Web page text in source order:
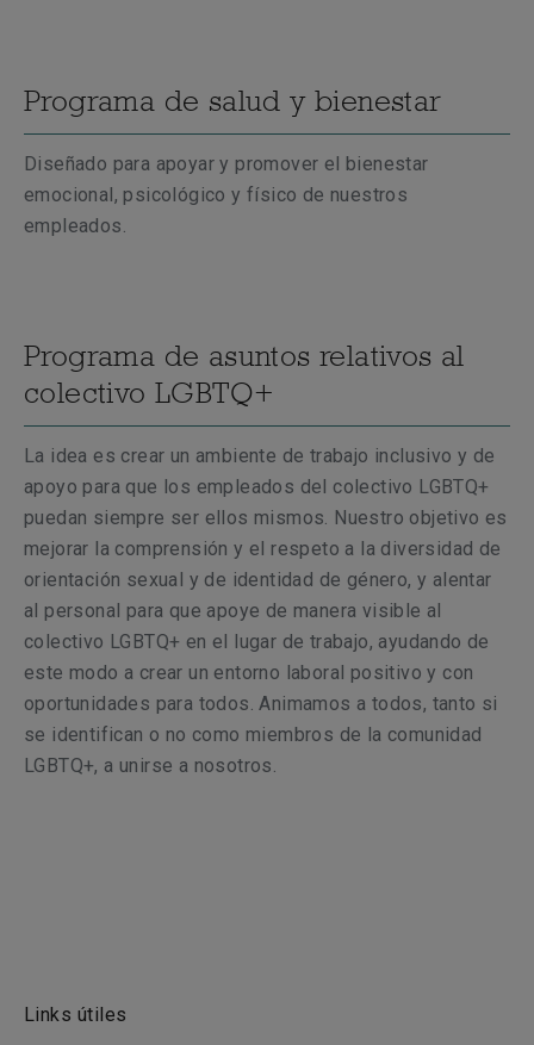
Programa de salud y bienestar
Diseñado para apoyar y promover el bienestar
emocional, psicológico y físico de nuestros
empleados.
Programa de asuntos relativos al
colectivo LGBTQ+
La idea es crear un ambiente de trabajo inclusivo y de
apoyo para que los empleados del colectivo LGBTQ+
puedan siempre ser ellos mismos. Nuestro objetivo es
mejorar la comprensión y el respeto a la diversidad de
orientación sexual y de identidad de género, y alentar
al personal para que apoye de manera visible al
colectivo LGBTQ+ en el lugar de trabajo, ayudando de
este modo a crear un entorno laboral positivo y con
oportunidades para todos. Animamos a todos, tanto si
se identifican o no como miembros de la comunidad
LGBTQ+, a unirse a nosotros.
Links útiles